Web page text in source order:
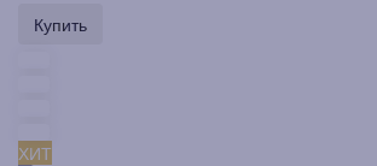
Купить
ХИТ